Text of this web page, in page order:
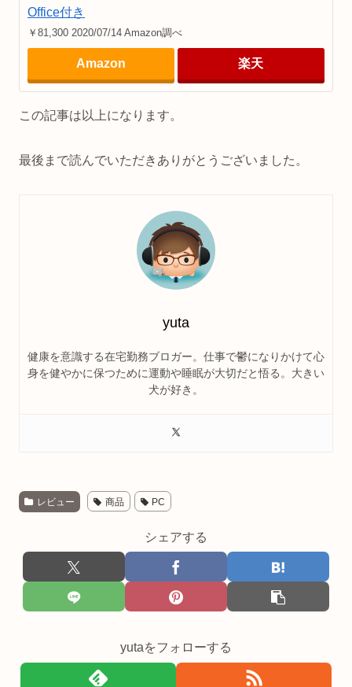
Office付き
￥81,300 2020/07/14 Amazon調べ
Amazon 楽天
この記事は以上になります。
最後まで読んでいただきありがとうございました。
yuta
健康を意識する在宅勤務ブロガー。仕事で鬱になりかけて心
身を健やかに保つために運動や睡眠が大切だと悟る。大きい
犬が好き。
レビュー 商品 PC
シェアする
yutaをフォローする